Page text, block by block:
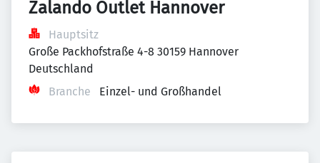
Zalando Outlet Hannover
Hauptsitz
Große Packhofstraße 4-8 30159 Hannover
Deutschland
Branche
Einzel- und Großhandel